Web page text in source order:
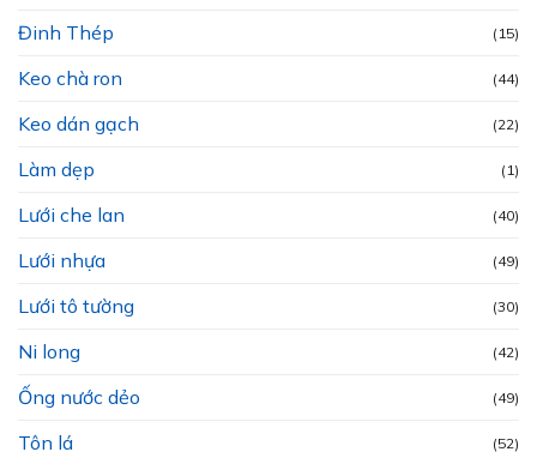
Đinh Thép (15)
Keo chà ron (44)
Keo dán gạch (22)
Làm dẹp (1)
Lưới che lan (40)
Lưới nhựa (49)
Lưới tô tường (30)
Ni long (42)
Ống nước dẻo (49)
Tôn lá (52)